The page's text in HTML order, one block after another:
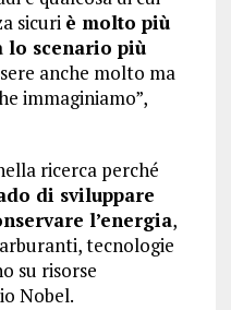
sicuri è molto più
lo scenario più
anche molto ma
immaginiamo”,
ricerca perché
di sviluppare
l’energia,
tecnologie
su risorse
Nobel.